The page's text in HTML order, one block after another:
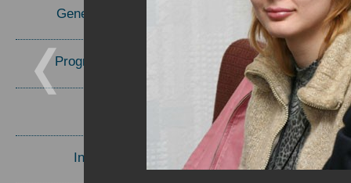
General Information
Program Committee
Invited Speakers
2006 г.